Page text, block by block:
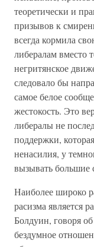
теоретически и
призывов к
всегда кормила
либералам вместо
негритянское
следовало бы
самое белое
жестокость. Это
либералы не
поддержки,
ненасилия, у
вызывать большие
Наиболее широко
расизма является
Болдуин, говоря
бездумное